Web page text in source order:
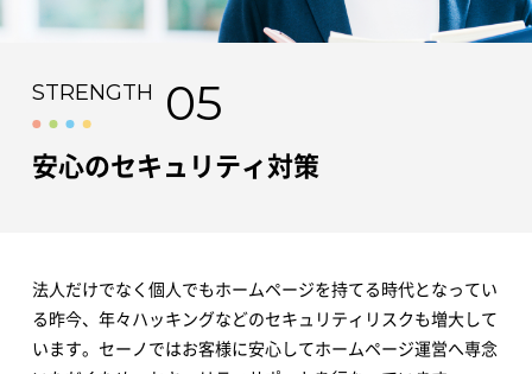
STRENGTH 05
安心のセキュリティ対策
法人だけでなく個人でもホームページを持てる時代となってい
る昨今、年々ハッキングなどのセキュリティリスクも増大して
います。セーノではお客様に安心してホームページ運営へ専念